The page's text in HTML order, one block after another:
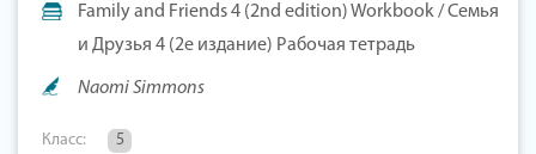
Family and Friends 4 (2nd edition) Workbook / Семья
и Друзья 4 (2е издание) Рабочая тетрадь
Naomi Simmons
Класс: 5